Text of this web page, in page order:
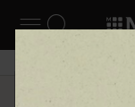
ナビゲー
検索 (キ
ーを閉じ
ショップ